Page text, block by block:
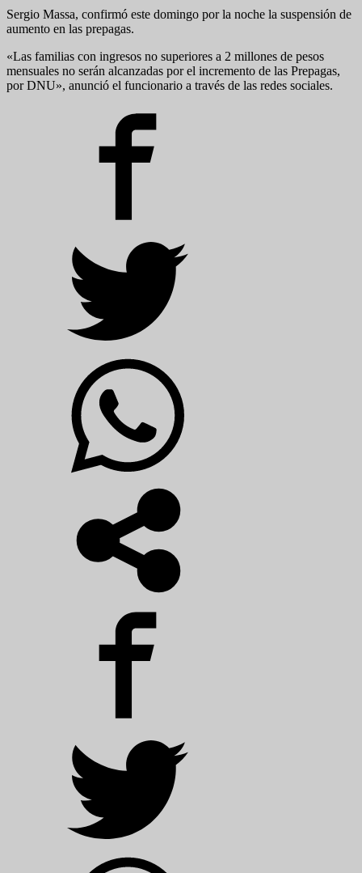
Sergio Massa, confirmó este domingo por la noche la suspensión de
aumento en las prepagas.
«Las familias con ingresos no superiores a 2 millones de pesos
mensuales no serán alcanzadas por el incremento de las Prepagas,
por DNU», anunció el funcionario a través de las redes sociales.